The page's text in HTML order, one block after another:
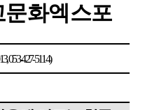
화엑스포
053-427-5114)